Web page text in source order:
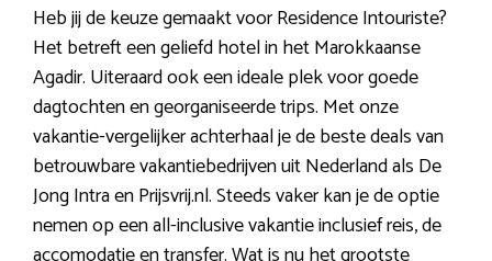
Heb jij de keuze gemaakt voor Residence Intouriste?
Het betreft een geliefd hotel in het Marokkaanse
Agadir. Uiteraard ook een ideale plek voor goede
dagtochten en georganiseerde trips. Met onze
vakantie-vergelijker achterhaal je de beste deals van
betrouwbare vakantiebedrijven uit Nederland als De
Jong Intra en Prijsvrij.nl. Steeds vaker kan je de optie
nemen op een all-inclusive vakantie inclusief reis, de